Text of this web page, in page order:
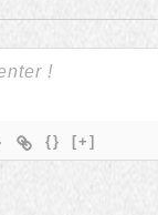
{} [+]